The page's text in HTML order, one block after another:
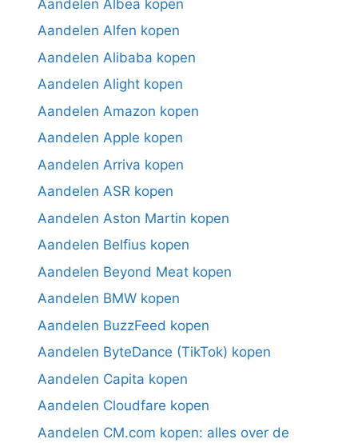
Aandelen Albea kopen
Aandelen Alfen kopen
Aandelen Alibaba kopen
Aandelen Alight kopen
Aandelen Amazon kopen
Aandelen Apple kopen
Aandelen Arriva kopen
Aandelen ASR kopen
Aandelen Aston Martin kopen
Aandelen Belfius kopen
Aandelen Beyond Meat kopen
Aandelen BMW kopen
Aandelen BuzzFeed kopen
Aandelen ByteDance (TikTok) kopen
Aandelen Capita kopen
Aandelen Cloudfare kopen
Aandelen CM.com kopen: alles over de